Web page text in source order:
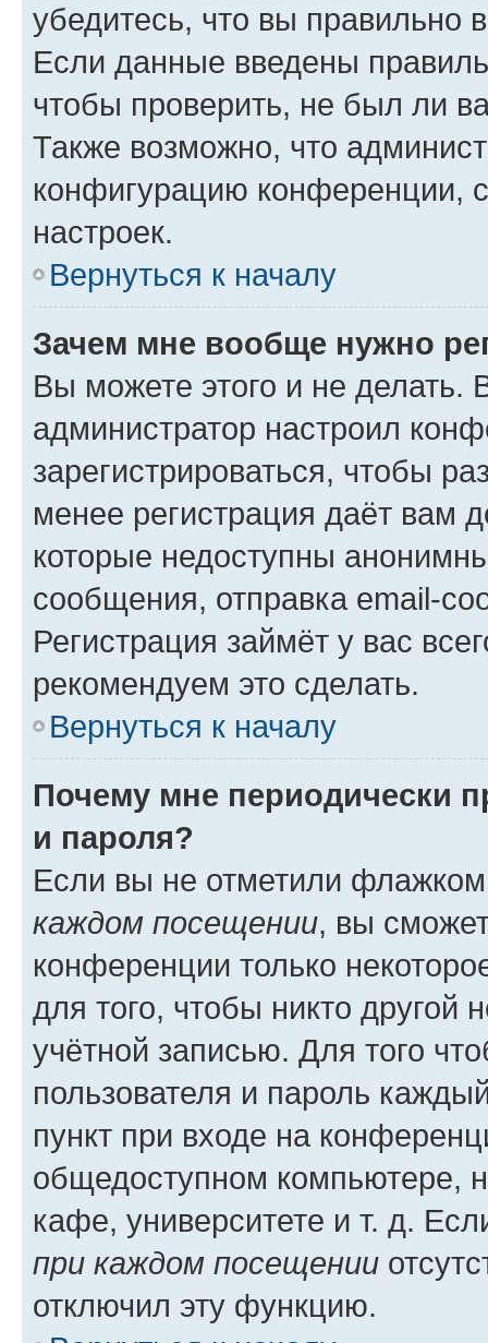
убедитесь, что вы правильно
Если данные введены
чтобы проверить, не был ли
Также возможно, что
конфигурацию конференции,
настроек.
Вернуться к началу
Зачем мне вообще нужно
Вы можете этого и не делать.
администратор настроил
зарегистрироваться, чтобы
менее регистрация даёт вам
которые недоступны
сообщения, отправка email-
Регистрация займёт у вас
рекомендуем это сделать.
Вернуться к началу
Почему мне периодически
и пароля?
Если вы не отметили
каждом посещении, вы
конференции только
для того, чтобы никто другой
учётной записью. Для того
пользователя и пароль
пункт при входе на
общедоступном компьютере,
кафе, университете и т. д.
при каждом посещении
отключил эту функцию.